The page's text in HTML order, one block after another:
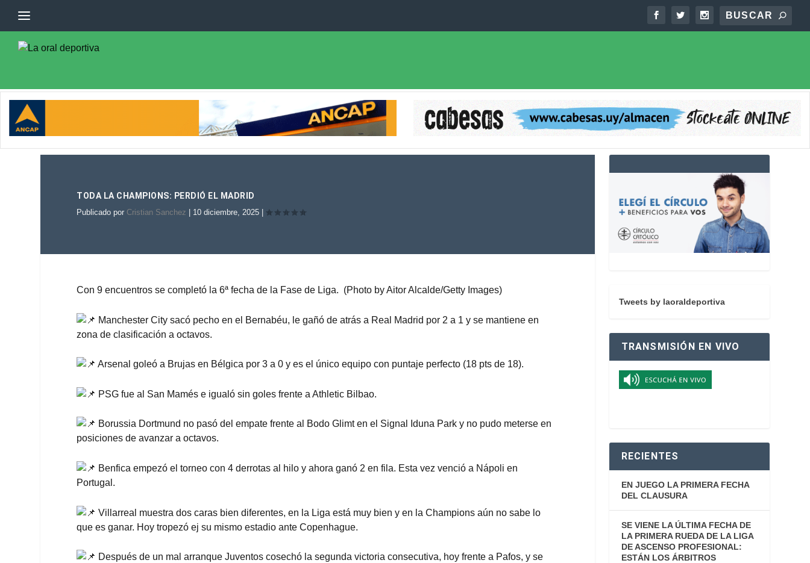
TODA LA CHAMPIONS: PERDIÓ EL MADRID
Publicado por Cristian Sanchez 10 diciembre, 2025
Con 9 encuentros se completó la 6ª fecha de la Fase de Liga. (Photo by Aitor Alcalde/Getty Images)
Manchester City sacó pecho en el Bernabéu, le gañó de atrás a Real Madrid por 2 a 1 y se mantiene en
zona de clasificación a octavos.
Arsenal goleó a Brujas en Bélgica por 3 a 0 y es el único equipo con puntaje perfecto (18 pts de 18).
PSG fue al San Mamés e igualó sin goles frente a Athletic Bilbao.
Borussia Dortmund no pasó del empate frente al Bodo Glimt en el Signal Iduna Park y no pudo meterse en
posiciones de avanzar a octavos.
Benfica empezó el torneo con 4 derrotas al hilo y ahora ganó 2 en fila. Esta vez venció a Nápoli en
Portugal.
Villarreal muestra dos caras bien diferentes, en la Liga está muy bien y en la Champions aún no sabe lo
que es ganar. Hoy tropezó ej su mismo estadio ante Copenhague.
Después de un mal arranque Juventos cosechó la segunda victoria consecutiva, hoy frente a Pafos, y se
Tweets by laoraldeportiva
TRANSMISIÓN EN VIVO
RECIENTES
EN JUEGO LA PRIMERA FECHA
DEL CLAUSURA
SE VIENE LA ÚLTIMA FECHA DE
LA PRIMERA RUEDA DE LA LIGA
DE ASCENSO PROFESIONAL:
ESTÁN LOS ÁRBITROS